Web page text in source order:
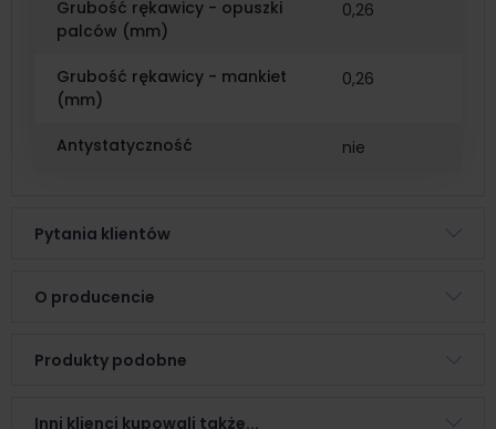
Grubość rękawicy - opuszki
palców (mm)
0,26
Grubość rękawicy - mankiet
(mm)
0,26
Antystatyczność nie
Pytania klientów
O producencie
Produkty podobne
Inni klienci kupowali także...